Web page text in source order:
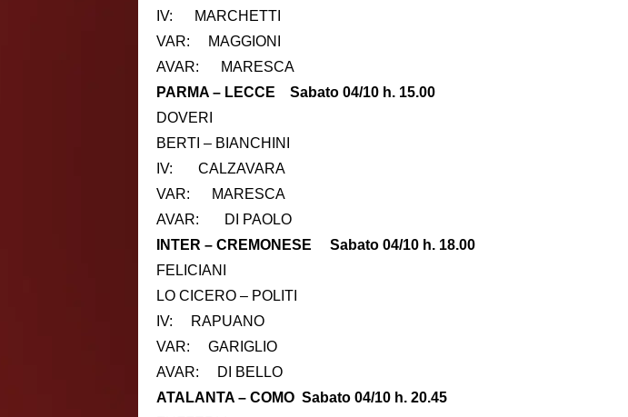
IV: MARCHETTI
VAR: MAGGIONI
AVAR: MARESCA
PARMA – LECCE Sabato 04/10 h. 15.00
DOVERI
BERTI – BIANCHINI
IV: CALZAVARA
VAR: MARESCA
AVAR: DI PAOLO
INTER – CREMONESE Sabato 04/10 h. 18.00
FELICIANI
LO CICERO – POLITI
IV: RAPUANO
VAR: GARIGLIO
AVAR: DI BELLO
ATALANTA – COMO Sabato 04/10 h. 20.45